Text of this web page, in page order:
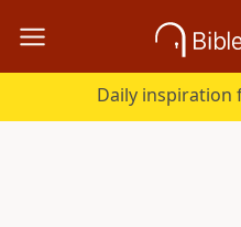
Daily inspiration